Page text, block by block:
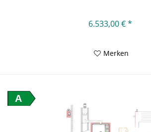
6.533,00 € *
Merken
A